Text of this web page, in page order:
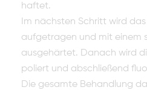
haftet.
Im nächsten Schritt wird
aufgetragen und mit einem
ausgehärtet. Danach wird
poliert und abschließend
Die gesamte Behandlung